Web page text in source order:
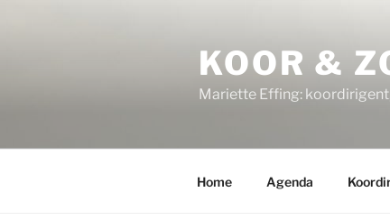
KOOR &
Mariette Effing:
Home Agenda